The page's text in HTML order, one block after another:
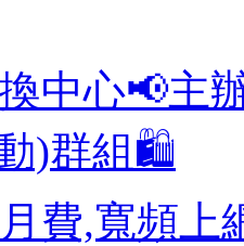
中心📢主
)群組🛍️
費,寬頻上